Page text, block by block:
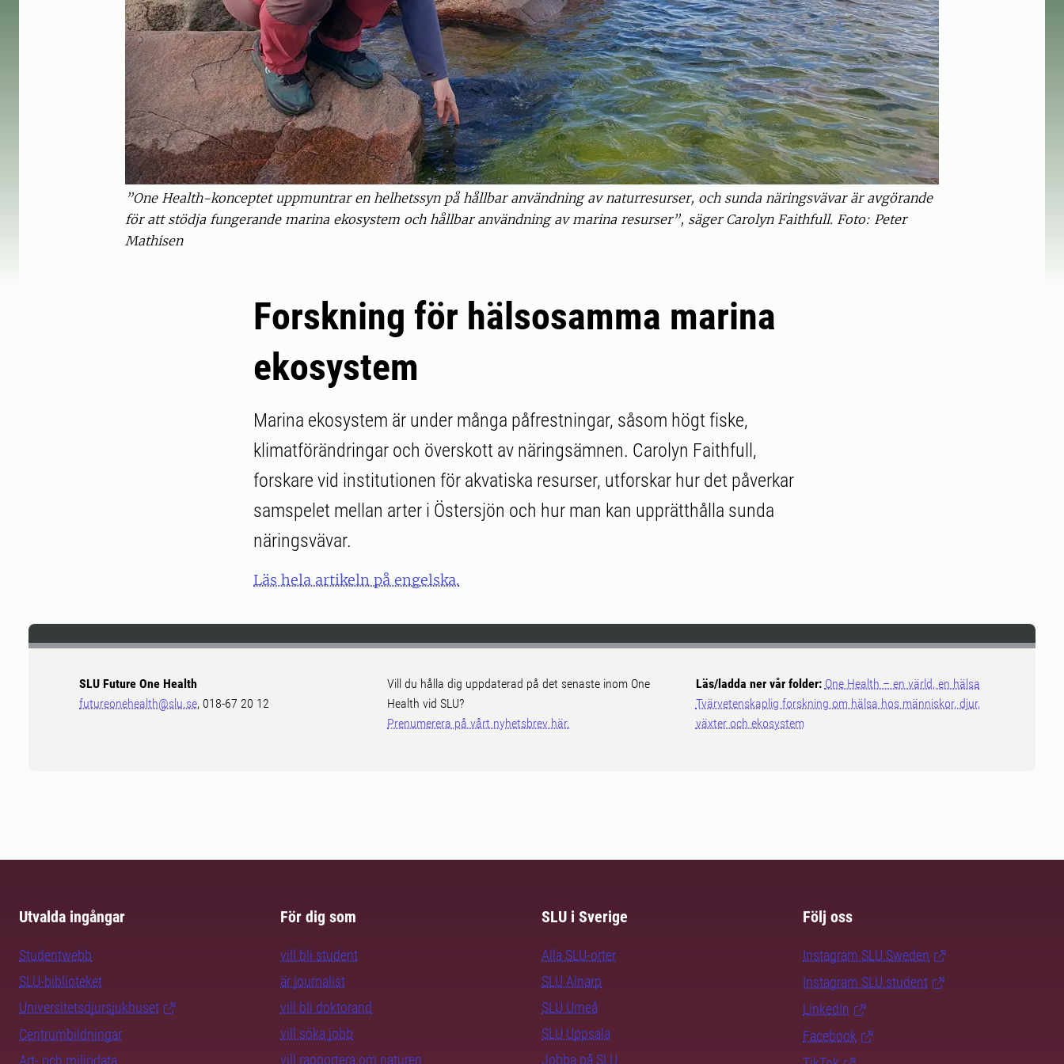
”One Health-konceptet uppmuntrar en helhetssyn på hållbar användning av naturresurser, och sunda näringsvävar är avgörande
för att stödja fungerande marina ekosystem och hållbar användning av marina resurser”, säger Carolyn Faithfull. Foto: Peter
Mathisen
Forskning för hälsosamma marina
ekosystem
Marina ekosystem är under många påfrestningar, såsom högt fiske,
klimatförändringar och överskott av näringsämnen. Carolyn Faithfull,
forskare vid institutionen för akvatiska resurser, utforskar hur det påverkar
samspelet mellan arter i Östersjön och hur man kan upprätthålla sunda
näringsvävar.
Läs hela artikeln på engelska.
SLU Future One Health
futureonehealth@slu.se, 018-67 20 12
Vill du hålla dig uppdaterad på det senaste inom One
Health vid SLU?
Prenumerera på vårt nyhetsbrev här.
Läs/ladda ner vår folder: One Health – en värld, en hälsa
Tvärvetenskaplig forskning om hälsa hos människor, djur,
växter och ekosystem
Utvalda ingångar
Studentwebb
SLU-biblioteket
Universitetsdjursjukhuset
Centrumbildningar
Art- och miljödata
För dig som
vill bli student
är journalist
vill bli doktorand
vill söka jobb
vill rapportera om naturen
SLU i Sverige
Alla SLU-orter
SLU Alnarp
SLU Umeå
SLU Uppsala
Jobba på SLU
Följ oss
Instagram SLU.Sweden
Instagram SLU.student
LinkedIn
Facebook